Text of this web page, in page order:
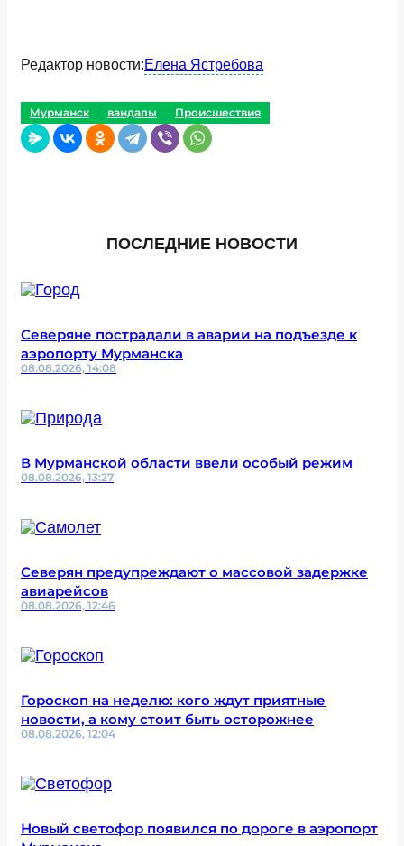
Редактор новости:Елена Ястребова
Мурманск вандалы Происшествия
ПОСЛЕДНИЕ НОВОСТИ
Северяне пострадали в аварии на подъезде к
аэропорту Мурманска
08.08.2026, 14:08
В Мурманской области ввели особый режим
08.08.2026, 13:27
Северян предупреждают о массовой задержке
авиарейсов
08.08.2026, 12:46
Гороскоп на неделю: кого ждут приятные
новости, а кому стоит быть осторожнее
08.08.2026, 12:04
Новый светофор появился по дороге в аэропорт